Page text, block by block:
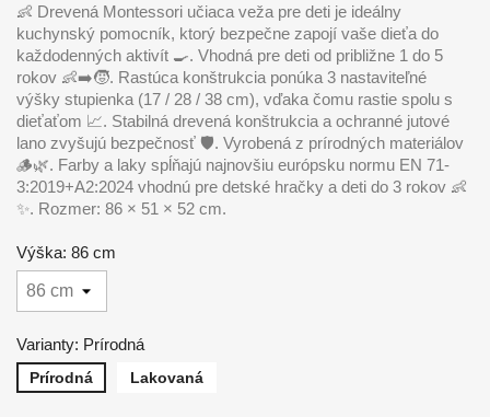
👶 Drevená Montessori učiaca veža pre deti je ideálny
kuchynský pomocník, ktorý bezpečne zapojí vaše dieťa do
každodenných aktivít 🍳. Vhodná pre deti od približne 1 do 5
rokov 👶➡️🧒. Rastúca konštrukcia ponúka 3 nastaviteľné
výšky stupienka (17 / 28 / 38 cm), vďaka čomu rastie spolu s
dieťaťom 📈. Stabilná drevená konštrukcia a ochranné jutové
lano zvyšujú bezpečnosť 🛡️. Vyrobená z prírodných materiálov
🪵🌿. Farby a laky spĺňajú najnovšiu európsku normu EN 71-
3:2019+A2:2024 vhodnú pre detské hračky a deti do 3 rokov 👶
✨. Rozmer: 86 × 51 × 52 cm.
Výška: 86 cm
Varianty: Prírodná
Prírodná Lakovaná